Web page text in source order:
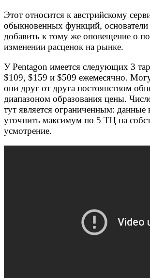
Этот относится к австрийскому
обыкновенных функций,
добавить к тому же оповещение о
изменении расценок на рынке.
У Pentagon имеется следующих 3
$109, $159 и $509 ежемесячно.
они друг от друга постоянством
диапазоном образования цены.
тут является ограниченным:
уточнить максимум по 5 ТЦ на
усмотрение.